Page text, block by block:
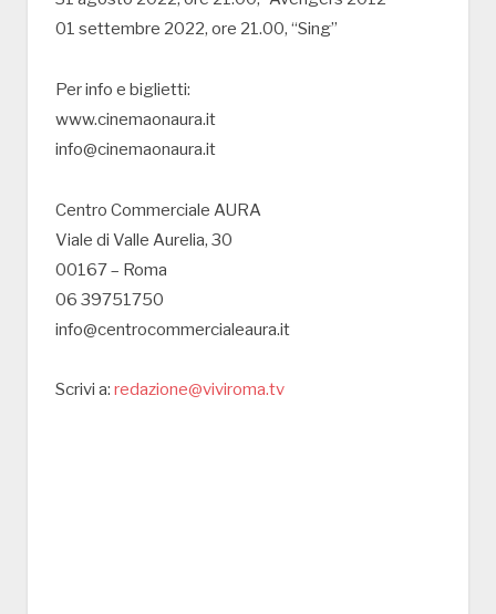
01 settembre 2022, ore 21.00, “Sing”
Per info e biglietti:
www.cinemaonaura.it
info@cinemaonaura.it
Centro Commerciale AURA
Viale di Valle Aurelia, 30
00167 – Roma
06 39751750
info@centrocommercialeaura.it
Scrivi a: redazione@viviroma.tv